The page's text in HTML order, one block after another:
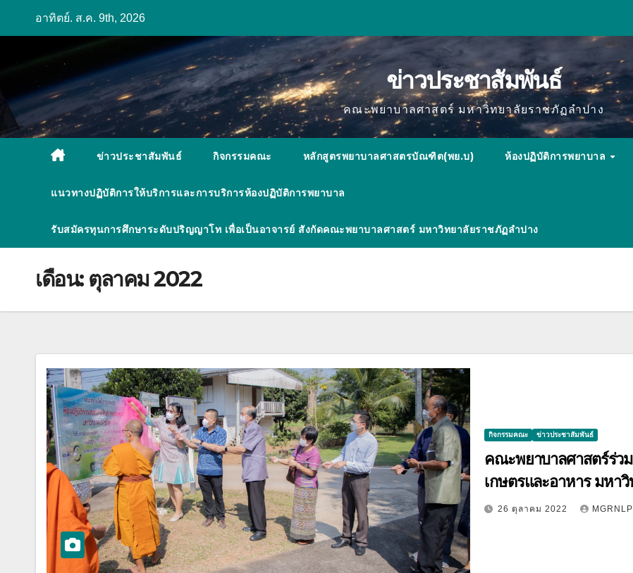
อาทิตย์. ส.ค. 9th, 2026
ข่าวประชาสัมพันธ์
คณะพยาบาลศาสตร์ มหาวิทยาลัยราชภัฏลำปาง
ข่าวประชาสัมพันธ์ กิจกรรมคณะ หลักสูตรพยาบาลศาสตรบัณฑิต(พย.บ) ห้องปฏิบัติการพยาบาล
แนวทางปฏิบัติการให้บริการและการบริการห้องปฏิบัติการพยาบาล
รับสมัครทุนการศึกษาระดับปริญญาโท เพื่อเป็นอาจารย์ สังกัดคณะพยาบาลศาสตร์ มหาวิทยาลัยราชภัฏลำปาง
เดือน: ตุลาคม 2022
กิจกรรมคณะ ข่าวประชาสัมพันธ์
คณะพยาบาลศาสตร์ร่ว
เกษตรและอาหาร มหา
ผ้าป่าสามัคคี
26 ตุลาคม 2022